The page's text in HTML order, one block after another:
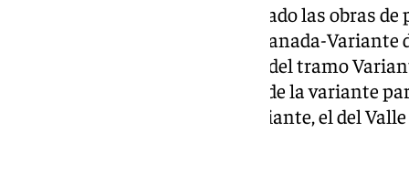
En este marco, ya se han ejecutado las obras
sobre el ferrocarril Bobadilla-Granada-Variante
ejecución desde junio las obras del tramo
proceso de licitación del tramo de la variante
Loja; y el último tramo de la variante, el del